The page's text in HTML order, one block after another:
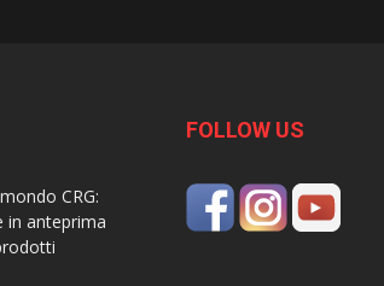
CRG:
in anteprima
FOLLOW US